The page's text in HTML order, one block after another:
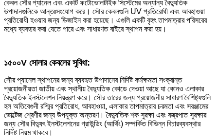
কেবল সৌর প্যানেল এবং একটি ফটোভোলটাইক সিস্টেমের অন্যান্য বৈদ্যুতিক
উপাদানগুলিকে আন্তঃসংযোগ করে। সৌর কেবলগুলি UV প্রতিরোধী এবং আবহাওয়া
প্রতিরোধী হওয়ার জন্য ডিজাইন করা হয়েছে। এগুলি একটি বৃহৎ তাপমাত্রার পরিসরের
মধ্যে ব্যবহার করা যেতে পারে এবং সাধারণত বাইরে স্থাপন করা হয়।
১৫০০V সোলার কেবলের সুবিধা:
সৌর প্যানেল স্থাপনের জন্য ব্যবহৃত উপাদানের নির্দিষ্ট কর্মক্ষমতা সংক্রান্ত
প্রয়োজনীয়তা জাতীয় এবং স্থানীয় বৈদ্যুতিক কোডে দেওয়া আছে যা কোনও এলাকার
বৈদ্যুতিক ইনস্টলেশন নিয়ন্ত্রণ করে। সৌর তারের জন্য প্রয়োজনীয় সাধারণ বৈশিষ্ট্যগুলি
হল অতিবেগুনী রশ্মির প্রতিরোধ, আবহাওয়া, এলাকার তাপমাত্রার চরমতা এবং সরঞ্জামের
ভোল্টেজ শ্রেণীর জন্য উপযুক্ত অন্তরণ। বৈদ্যুতিক শক সুরক্ষা এবং বজ্রপাত সুরক্ষার
জন্য সৌর বিদ্যুৎ ইনস্টলেশনের গ্রাউন্ডিং (আর্থিং) সম্পর্কিত বিভিন্ন বিচারব্যবস্থার
নির্দিষ্ট নিয়ম থাকবে।